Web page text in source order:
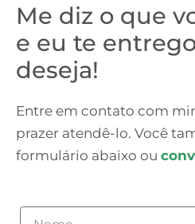
Me diz o que
e eu te
deseja!
Entre em contato com
prazer atendê-lo. Você
formulário abaixo ou
Nome